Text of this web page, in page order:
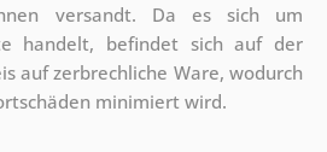
versandt. Da es sich um
handelt, befindet sich auf der
auf zerbrechliche Ware, wodurch
minimiert wird.